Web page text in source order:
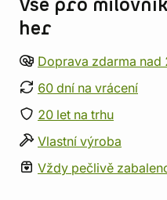
Vše pro
her
Doprava zdarma nad
60 dní na vrácení
20 let na trhu
Vlastní výroba
Vždy pečlivě